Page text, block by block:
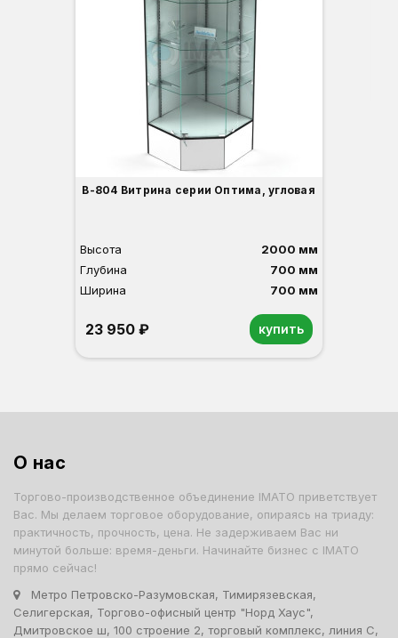
В-804 Витрина серии Оптима, угловая
Высота
2000 мм
Глубина
700 мм
Ширина
700 мм
23 950 ₽ купить
О нас
Торгово-производственное объединение IMATO приветствует
Вас. Мы делаем торговое оборудование, опираясь на триаду:
практичность, прочность, цена. Не задерживаем Вас ни
минутой больше: время-деньги. Начинайте бизнес с IMATO
прямо сейчас!
Метро Петровско-Разумовская, Тимирязевская,
Селигерская, Торгово-офисный центр "Норд Хаус",
Дмитровское ш, 100 строение 2, торговый комплекс, линия С,